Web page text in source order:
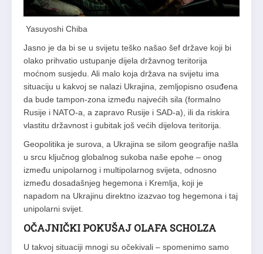
Yasuyoshi Chiba
Jasno je da bi se u svijetu teško našao šef države koji bi
olako prihvatio ustupanje dijela državnog teritorija
moćnom susjedu. Ali malo koja država na svijetu ima
situaciju u kakvoj se nalazi Ukrajina, zemljopisno osuđena
da bude tampon-zona između najvećih sila (formalno
Rusije i NATO-a, a zapravo Rusije i SAD-a), ili da riskira
vlastitu državnost i gubitak još većih dijelova teritorija.
Geopolitika je surova, a Ukrajina se silom geografije našla
u srcu ključnog globalnog sukoba naše epohe – onog
između unipolarnog i multipolarnog svijeta, odnosno
između dosadašnjeg hegemona i Kremlja, koji je
napadom na Ukrajinu direktno izazvao tog hegemona i taj
unipolarni svijet.
OČAJNIČKI POKUŠAJ OLAFA SCHOLZA
U takvoj situaciji mnogi su očekivali – spomenimo samo